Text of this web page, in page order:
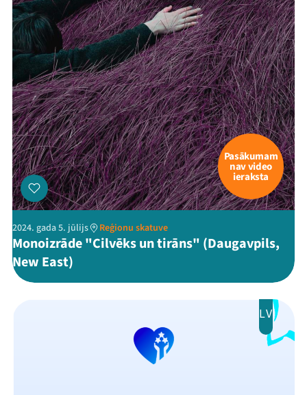
Kontakti
ThreadsFacebookYoutube
X Instagram
Flick TikTok
Pasākumam
nav video
ieraksta
2024. gada 5. jūlijs Reģionu skatuve
Monoizrāde "Cilvēks un tirāns" (Daugavpils,
New East)
LV